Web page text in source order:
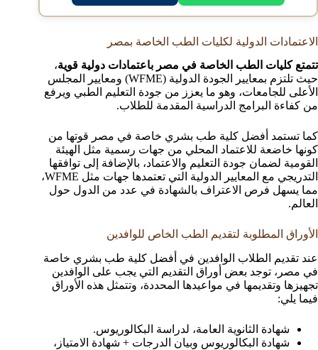
الاعتمادات الدولية لكليات الطب الخاصة بمصر
تتمتع كليات الطب الخاصة في مصر باعتمادات دولية قوية،
حيث تلتزم بمعايير الجودة الدولية (WFME) ومعايير المجلس
الأعلى للجامعات، وهو ما يعزز من جودة التعليم الطبي ويرفع
من كفاءة البرامج الدراسية المقدمة للطلاب.
كما تستمد أفضل كلية طب بشري خاصة في مصر قوتها من
كونها خاضعة للاعتماد المحلي من جهات رسمية مثل الهيئة
القومية لضمان جودة التعليم والاعتماد، بالإضافة إلى توافقها
التدريجي مع المعايير الدولية التي تعتمدها جهات مثل WFME،
مما يسهل فرص الاعتراف بالشهادة في عدد من الدول حول
العالم.
الأوراق المطلوبة لتقديم الطب الخاص للوافدين
عند تقديم الطلاب الوافدين في أفضل كلية طب بشري خاصة
في مصر، توجد بعض أوراق التقديم التي يجب على الوافدين
تجهيزها وتقديمها في مواعيدها المحددة، وتتمثل هذه الأوراق
فيما يلي:
شهادة الثانوية العامة، لدراسة البكالوريوس.
شهادة البكالوريوس وبيان الدرجات + شهادة الامتياز،